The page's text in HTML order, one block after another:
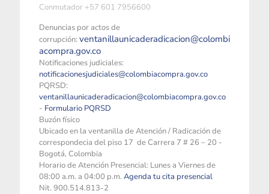
Conmutador +57 601 7956600
Denuncias por actos de
corrupción: ventanillaunicaderadicacion@colombi
acompra.gov.co
Notificaciones judiciales:
notificacionesjudiciales@colombiacompra.gov.co
PQRSD:
ventanillaunicaderadicacion@colombiacompra.gov.co
- Formulario PQRSD
Buzón físico
Ubicado en la ventanilla de Atención / Radicación de
correspondecia del piso 17 de Carrera 7 # 26 – 20 -
Bogotá, Colombia
Horario de Atención Presencial: Lunes a Viernes de
08:00 a.m. a 04:00 p.m. Agenda tu cita presencial
Nit. 900.514.813-2